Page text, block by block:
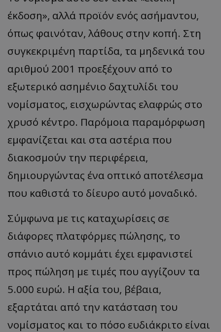
έκδοση», αλλά προϊόν ενός ασήμαντου,
όπως φαινόταν, λάθους στην κοπή. Στη
συγκεκριμένη παρτίδα, τα μηδενικά του
αριθμού 2001 προεξέχουν από το
εξωτερικό ασημένιο δαχτυλίδι του
νομίσματος, εισχωρώντας ελαφρώς στο
χρυσό κέντρο. Παρόμοια παραμόρφωση
εμφανίζεται και στα αστέρια που
διακοσμούν την περιφέρεια,
δημιουργώντας ένα οπτικό αποτέλεσμα
που καθιστά το δίευρο αυτό μοναδικό.
Σύμφωνα με τις καταχωρίσεις σε
διάφορες πλατφόρμες πώλησης, το
σπάνιο αυτό κομμάτι έχει εμφανιστεί
προς πώληση με τιμές που αγγίζουν τα
5.000 ευρώ. Η αξία του, βέβαια,
εξαρτάται από την κατάσταση του
νομίσματος και το πόσο ευδιάκριτο είναι